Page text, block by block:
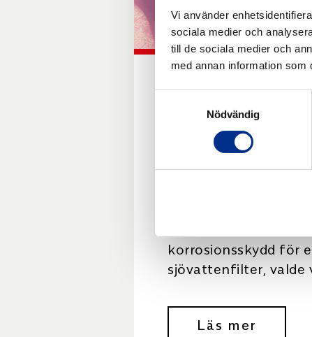
Vi använder
sociala medier och
till de sociala medier och
med annan information
Nödvändig
korrosionsskydd för
sjövattenfilter, valde
medier i decennier.
Sjövatten är […]
Läs mer